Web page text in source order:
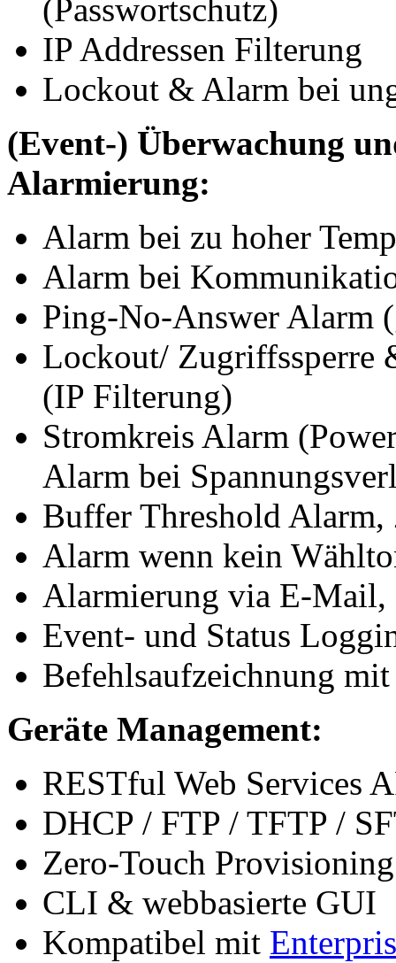
(Passwortschutz)
IP Addressen Filterung
Lockout & Alarm bei
(Event-) Überwachung
Alarmierung:
Alarm bei zu hoher
Alarm bei
Ping-No-Answer Alarm
Lockout/ Zugriffssperre
(IP Filterung)
Stromkreis Alarm
Alarm bei
Buffer Threshold
Alarm wenn kein
Alarmierung via E-Mail,
Event- und Status
Befehlsaufzeichnung
Geräte Management:
RESTful Web Services
DHCP / FTP / TFTP /
Zero-Touch
CLI & webbasierte GUI
Kompatibel mit